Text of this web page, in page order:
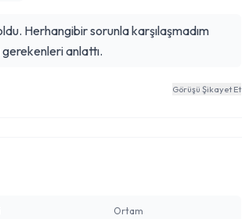
Herhangibir sorunla karşılaşmadım
gerekenleri anlattı.
Görüşü Şikayet Et
Ortam